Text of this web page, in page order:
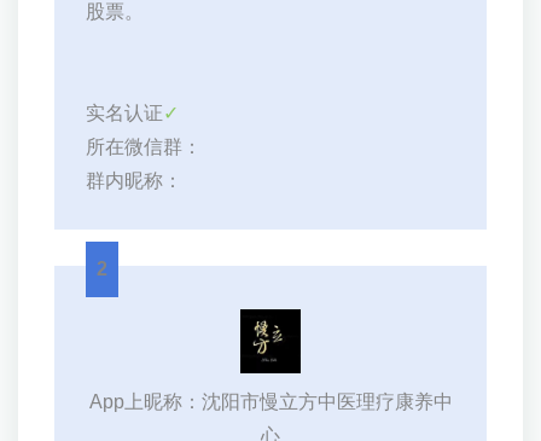
股票。
实名认证✓
所在微信群：
群内昵称：
2
App上昵称：沈阳市慢立方中医理疗康养中
心